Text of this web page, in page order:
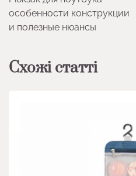
записів
особенности конструкции
и полезные нюансы
Схожі статті